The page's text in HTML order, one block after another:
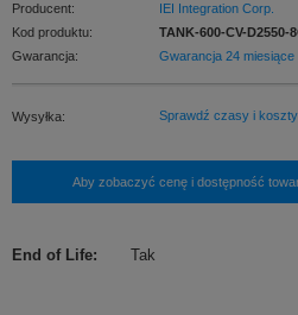
Producent:
IEI Integration Corp.
Kod produktu:
TANK-600-CV-D2550-
Gwarancja:
Gwarancja 24 miesiące
Wysyłka: Sprawdź czasy i koszty
Aby zobaczyć cenę i dostępność
End of Life: Tak